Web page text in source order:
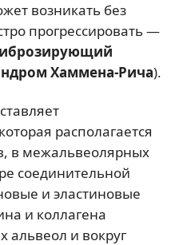
возникать без
прогрессировать —
Хаммена-Рича).
располагается
в межальвеолярных
соединительной
и эластиновые
и коллагена
альвеол и вокруг